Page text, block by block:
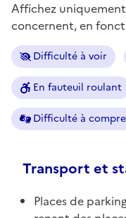
Affichez
concernent, en
Difficulté à voir
En fauteuil roulant
Difficulté à
Transport et
Places de